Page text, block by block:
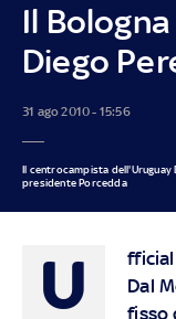
Il
Diego
31 ago 2010 - 15:56
Il centrocampista dell'Uruguay
presidente Porcedda
U
Dal
fisso